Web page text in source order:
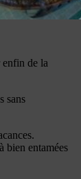
enfin de la
sans
bien entamées